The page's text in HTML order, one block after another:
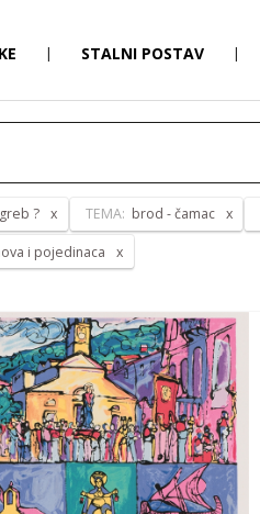
| STALNI POSTAV |
? TEMA: brod - čamac
i pojedinaca